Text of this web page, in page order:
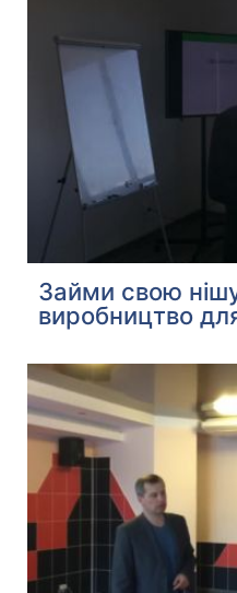
Займи свою
виробництво